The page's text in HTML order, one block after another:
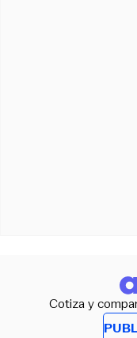
Cotiza y